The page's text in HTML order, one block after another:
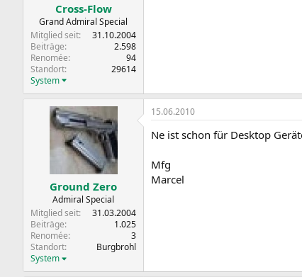
Cross-Flow
Grand Admiral Special
Mitglied seit
31.10.2004
Beiträge
2.598
Renomée
94
Standort
29614
System
Ground Zero
Admiral Special
Mitglied seit
31.03.2004
Beiträge
1.025
Renomée
3
Standort
Burgbrohl
System
15.06.2010
Ne ist schon für Desktop
Mfg
Marcel